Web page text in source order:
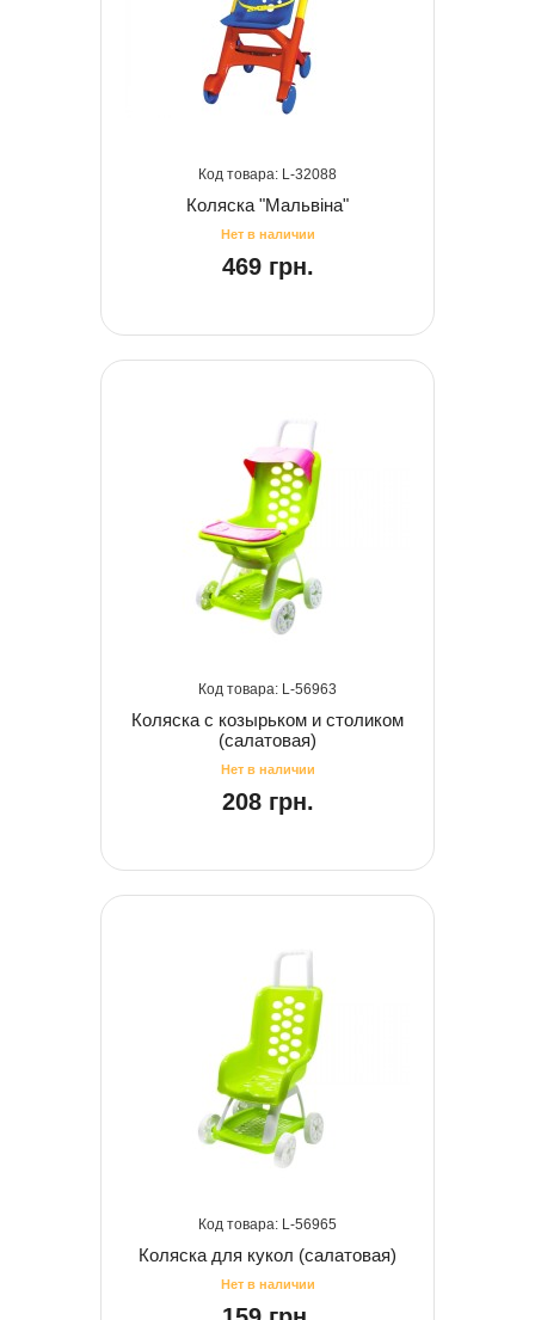
32088
Коляска "Мальвіна"
469 грн.
56963
Коляска с козырьком и столиком
(салатовая)
208 грн.
56965
Коляска для кукол (салатовая)